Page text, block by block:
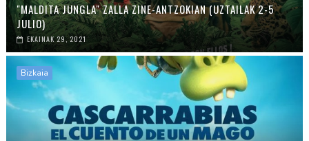
"MALDITA JUNGLA" ZALLA ZINE-ANTZOKIAN (UZTAILAK 2-5
JULIO)
EKAINAK 29, 2021
Bizkaia